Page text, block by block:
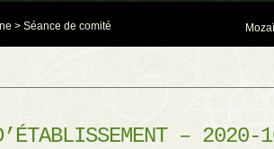
> Séance de comité
– 2020-